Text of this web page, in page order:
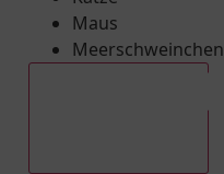
Maus
Meerschweinchen